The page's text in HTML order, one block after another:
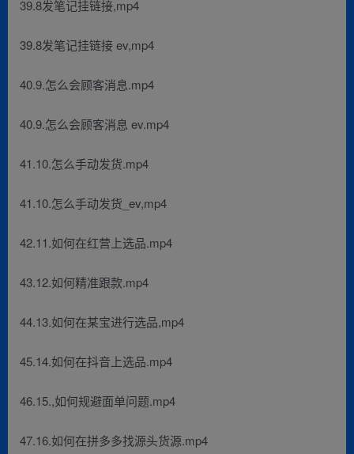
39.8发笔记挂链接,mp4
39.8发笔记挂链接 ev,mp4
40.9.怎么会顾客消息.mp4
40.9.怎么会顾客消息 ev.mp4
41.10.怎么手动发货.mp4
41.10.怎么手动发货_ev,mp4
42.11.如何在红营上选品.mp4
43.12.如何精准跟款.mp4
44.13.如何在某宝进行选品,mp4
45.14.如何在抖音上选品.mp4
46.15.,如何规避面单问题.mp4
47.16.如何在拼多多找源头货源.mp4